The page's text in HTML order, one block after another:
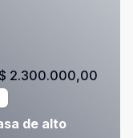
de alto
2.300.000,00